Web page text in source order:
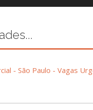
- São Paulo - Vagas